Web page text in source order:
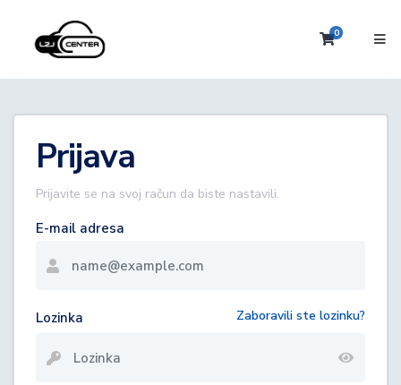
0Košarica
Prijava
Prijavite se na svoj račun da biste nastavili.
E-mail adresa
Lozinka Zaboravili ste lozinku?